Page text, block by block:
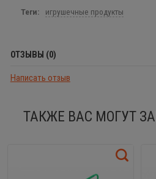
Теги: игрушечные продукты
ОТЗЫВЫ (0)
Написать отзыв
ТАКЖЕ ВАС МОГУТ